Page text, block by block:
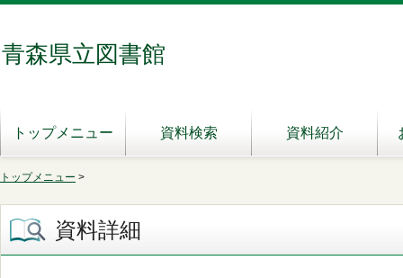
青森県立図書館
トップメニュー 資料検索 資料紹介
トップメニュー >
資料詳細